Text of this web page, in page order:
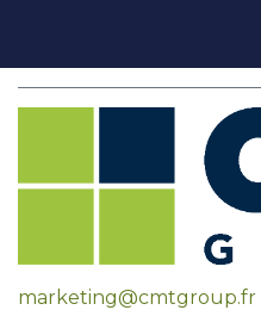
marketing@cmtgroup.fr